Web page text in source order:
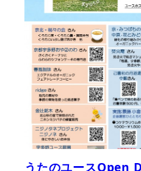
うたのユースOpen